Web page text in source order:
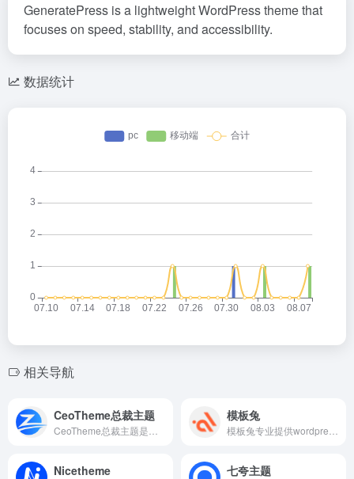
GeneratePress is a lightweight WordPress theme that
focuses on speed, stability, and accessibility.
数据统计
相关导航
CeoTheme总裁主题 模板兔
Nicetheme 七夸主题